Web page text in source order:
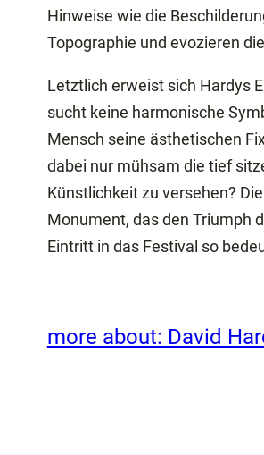
Hinweise wie die
Topographie und evozieren
Letztlich erweist sich Hardys
sucht keine harmonische
Mensch seine ästhetischen
dabei nur mühsam die tief
Künstlichkeit zu versehen?
Monument, das den Triumph
Eintritt in das Festival so
more about: David